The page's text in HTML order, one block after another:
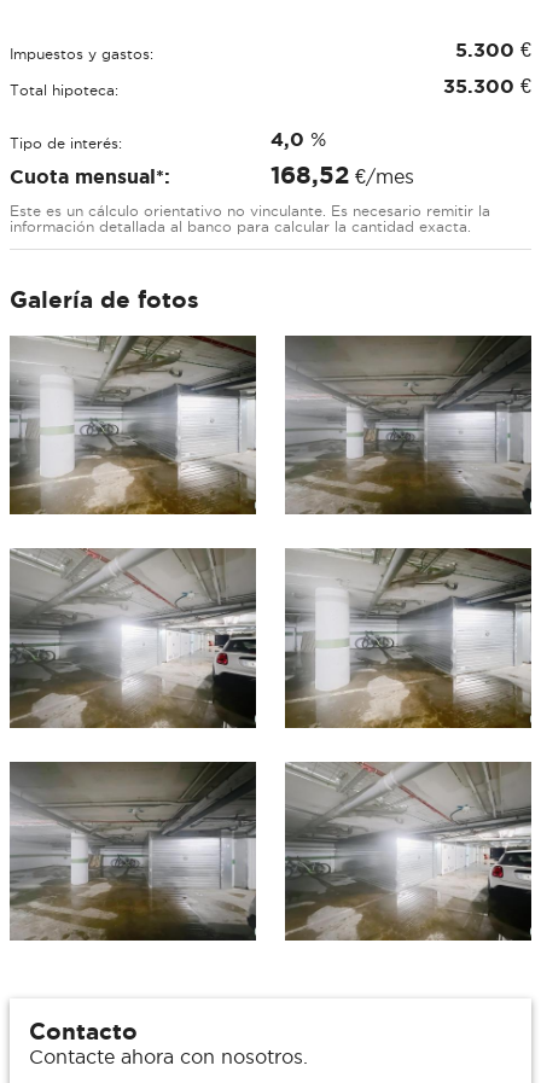
Impuestos y gastos: 5.300 €
Total hipoteca: 35.300 €
Tipo de interés: 4,0 %
Cuota mensual*:
168,52 €/mes
Este es un cálculo orientativo no vinculante. Es necesario remitir la
información detallada al banco para calcular la cantidad exacta.
Galería de fotos
Contacto
Contacte ahora con nosotros.